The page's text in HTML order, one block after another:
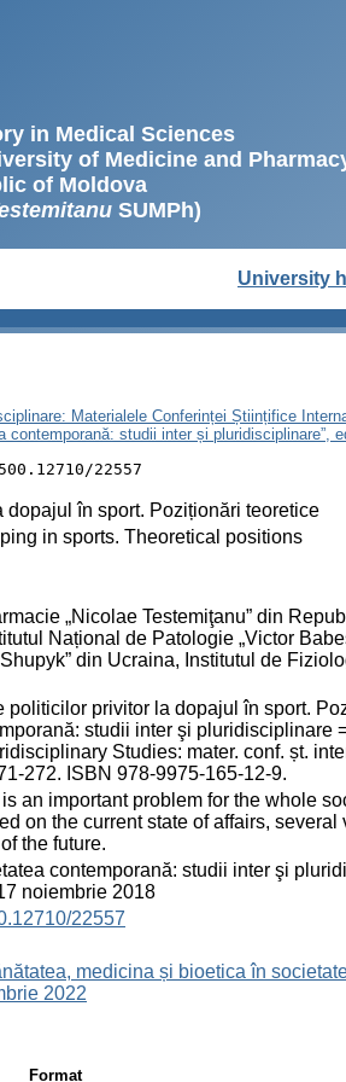
in Medical Sciences
of Medicine and
of Moldova
SUMPh)
University
Materialele Conferinței Științifice
studii inter și pluridisciplinare”,
22557
în sport. Poziționări teoretice
in sports. Theoretical positions
„Nicolae Testemiţanu” din
Național de Patologie „Victor
din Ucraina, Institutul de
privitor la dopajul în sport.
studii inter şi pluridisciplinare
Studies: mater. conf. șt.
272. ISBN 978-9975-165-12-9.
an important problem for the whole
on the current state of affairs,
the future.
contemporană: studii inter şi
noiembrie 2018
22557
medicina și bioetica în
2022
Format